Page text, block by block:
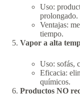
Uso:
prolongado.
Ventajas:
tiempo.
Vapor a alta
Uso: sofás,
Eficacia:
químicos.
Productos NO